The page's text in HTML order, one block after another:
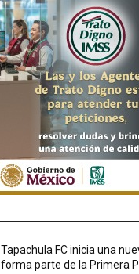
Tapachula FC inicia una
forma parte de la Primera